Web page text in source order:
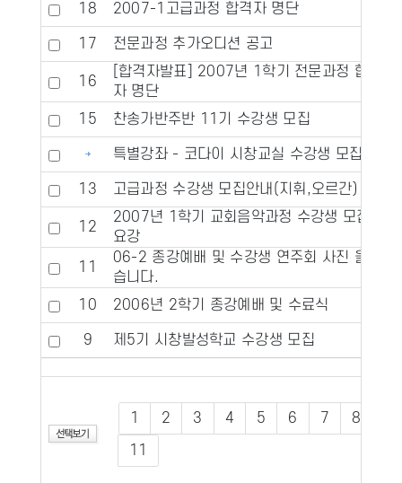
18
2007-1고급과정 합격자 명단
17 전문과정 추가오디션 공고
16
[합격자발표] 2007년 1학기 전문과정 합격
자 명단
15
찬송가반주반 11기 수강생 모집
특별강좌 - 코다이 시창교실 수강생 모집
13 고급과정 수강생 모집안내(지휘,오르간)
12
2007년 1학기 교회음악과정 수강생 모집
요강
11
06-2 종강예배 및 수강생 연주회 사진 올렸
습니다.
10
2006년 2학기 종강예배 및 수료식
9 제5기 시창발성학교 수강생 모집
1 2 3 4 5 6 7 8
11